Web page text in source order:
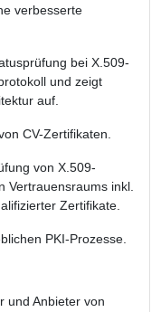
verbesserte
bei X.509-
und zeigt
auf.
CV-Zertifikaten.
von X.509-
Vertrauensraums inkl.
Zertifikate.
PKI-Prozesse.
und Anbieter von